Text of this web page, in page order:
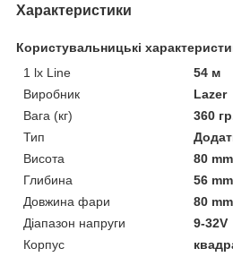
Характеристики
Користувальницькі
1 lx Line
54 м
Виробник
Lazer
Вага (кг)
360
Тип
Висота
80 mm
Глибина
56 mm
Довжина фари
80 mm
Діапазон напруги
9-32V
Корпус